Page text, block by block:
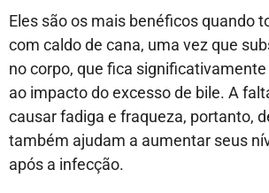
Eles são os mais benéficos quando
com caldo de cana, uma vez que
no corpo, que fica
ao impacto do excesso de bile. A
causar fadiga e fraqueza, portanto,
também ajudam a aumentar seus
após a infecção.